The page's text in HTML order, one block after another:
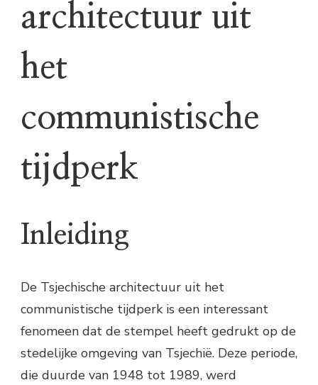
architectuur uit
het
communistische
tijdperk
Inleiding
De Tsjechische architectuur uit het
communistische tijdperk is een interessant
fenomeen dat de stempel heeft gedrukt op de
stedelijke omgeving van Tsjechië. Deze periode,
die duurde van 1948 tot 1989, werd